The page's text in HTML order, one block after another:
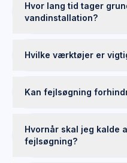
Hvor lang tid tager
vandinstallation?
Hvilke værktøjer er
Kan fejlsøgning
Hvornår skal jeg kalde
fejlsøgning?